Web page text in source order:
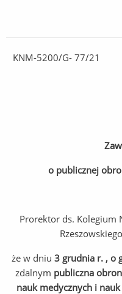
KNM-
o publicznej
Prorektor ds. Kolegium
że w dniu 3 grudnia r. , o
zdalnym publiczna
nauk medycznych i